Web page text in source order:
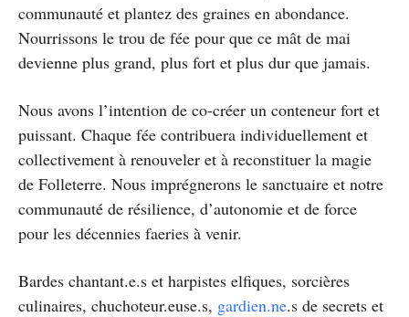
communauté et plantez des graines en abondance.
Nourrissons le trou de fée pour que ce mât de mai
devienne plus grand, plus fort et plus dur que jamais.
Nous avons l’intention de co-créer un conteneur fort et
puissant. Chaque fée contribuera individuellement et
collectivement à renouveler et à reconstituer la magie
de Folleterre. Nous imprégnerons le sanctuaire et notre
communauté de résilience, d’autonomie et de force
pour les décennies faeries à venir.
Bardes chantant.e.s et harpistes elfiques, sorcières
culinaires, chuchoteur.euse.s, gardien.ne.s de secrets et